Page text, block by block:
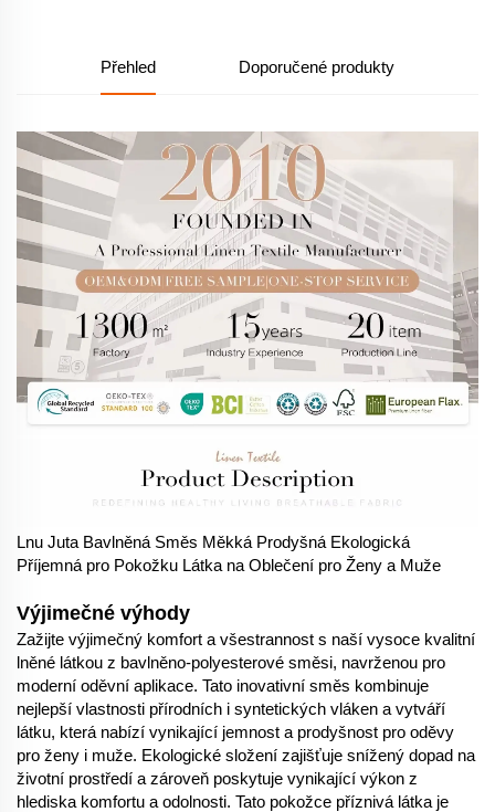
Přehled Doporučené produkty
Lnu Juta Bavlněná Směs Měkká Prodyšná Ekologická
Příjemná pro Pokožku Látka na Oblečení pro Ženy a Muže
Výjimečné výhody
Zažijte výjimečný komfort a všestrannost s naší vysoce kvalitní
lněné látkou z bavlněno-polyesterové směsi, navrženou pro
moderní oděvní aplikace. Tato inovativní směs kombinuje
nejlepší vlastnosti přírodních i syntetických vláken a vytváří
látku, která nabízí vynikající jemnost a prodyšnost pro oděvy
pro ženy i muže. Ekologické složení zajišťuje snížený dopad na
životní prostředí a zároveň poskytuje vynikající výkon z
hlediska komfortu a odolnosti. Tato pokožce příznivá látka je